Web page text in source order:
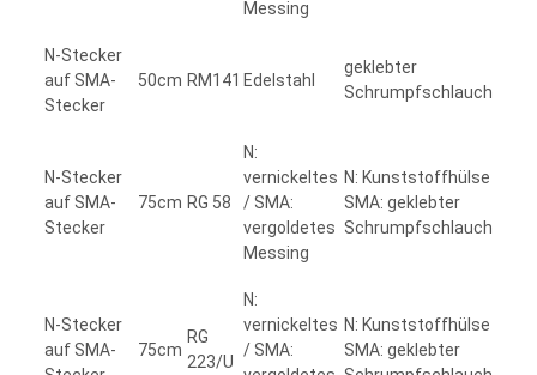
Messing
N-Stecker
auf SMA-
Stecker
50cm RM141 Edelstahl
geklebter
Schrumpfschlauch
N-Stecker
auf SMA-
Stecker
75cm RG 58
N:
vernickeltes
/ SMA:
vergoldetes
Messing
N: Kunststoffhülse
SMA: geklebter
Schrumpfschlauch
N-Stecker
auf SMA-
75cm
RG
223/U
N:
vernickeltes
/ SMA:
N: Kunststoffhülse
SMA: geklebter